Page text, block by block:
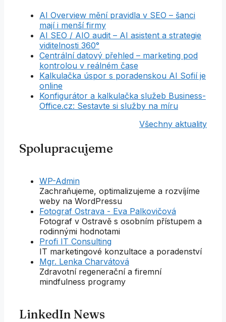
AI Overview mění pravidla v SEO – šanci
mají i menší firmy
AI SEO / AIO audit – AI asistent a strategie
viditelnosti 360°
Centrální datový přehled – marketing pod
kontrolou v reálném čase
Kalkulačka úspor s poradenskou AI Sofií je
online
Konfigurátor a kalkulačka služeb Business-
Office.cz: Sestavte si služby na míru
Všechny aktuality
Spolupracujeme
WP-Admin
Zachraňujeme, optimalizujeme a rozvíjíme
weby na WordPressu
Fotograf Ostrava - Eva Palkovičová
Fotograf v Ostravě s osobním přístupem a
rodinnými hodnotami
Profi IT Consulting
IT marketingové konzultace a poradenství
Mgr. Lenka Charvátová
Zdravotní regenerační a firemní
mindfulness programy
LinkedIn News